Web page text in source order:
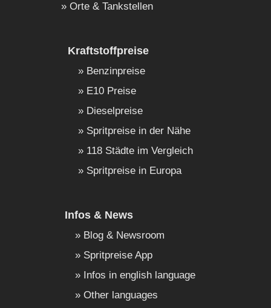
Orte & Tankstellen
Kraftstoffpreise
Benzinpreise
E10 Preise
Dieselpreise
Spritpreise in der Nähe
118 Städte im Vergleich
Spritpreise in Europa
Infos & News
Blog & Newsroom
Spritpreise App
Infos in english language
Other languages